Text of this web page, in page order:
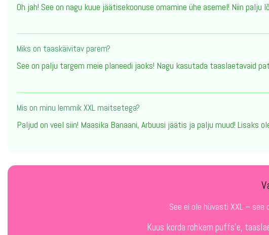
Oh jah! See on nagu kuue jäätisekoonuse omamine ühe asemel! Niin palju
Miks on taaskäivitav parem?
See on palju targem meie planeedi jaoks! Nagu kasutada taaslaetavaid
Mis on minu lemmik XXL maitsetega?
Paljud on veel siin! Maasika Banaani, Arbuusi jäätis ja palju muud! Lisaks
See ei ole hüvasti XXL –
Kuus korda rohkem puffs'e,